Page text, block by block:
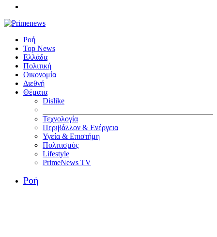
Ροή
Top News
Ελλάδα
Πολιτική
Οικονομία
Διεθνή
Θέματα
Dislike
Τεχνολογία
Περιβάλλον & Ενέργεια
Υγεία & Επιστήμη
Πολιτισμός
Lifestyle
PrimeNews TV
Ροή